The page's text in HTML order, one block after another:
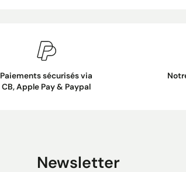
Paiements sécurisés via
CB, Apple Pay & Paypal
Newsletter